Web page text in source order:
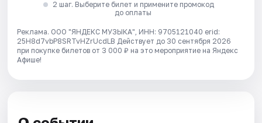
2 шаг. Выберите билет и примените промокод
до оплаты
Реклама. ООО "ЯНДЕКС МУЗЫКА", ИНН: 9705121040 erid:
25H8d7vbP8SRTvHZrUcdLB Действует до 30 сентября 2026
при покупке билетов от 3 000 ₽ на это мероприятие на Яндекс
Афише!